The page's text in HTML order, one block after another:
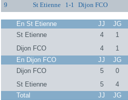
9
St Etienne 1-1 Dijon FCO
En St Etienne JJ JG
St Etienne
4 1
Dijon FCO
4 1
En Dijon FCO
JJ JG
Dijon FCO
5 0
St Etienne
5 4
Total
JJ JG